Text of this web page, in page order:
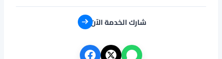
شارك الخدمة الآن